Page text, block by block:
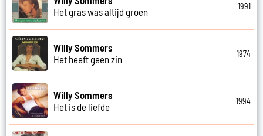
Het gras was altijd groen
1991
Willy Sommers
Het heeft geen zin
1974
Willy Sommers
Het is de liefde
1994